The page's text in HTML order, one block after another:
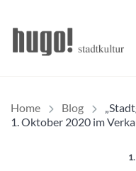
Home Blog
1. Oktober 2020 im